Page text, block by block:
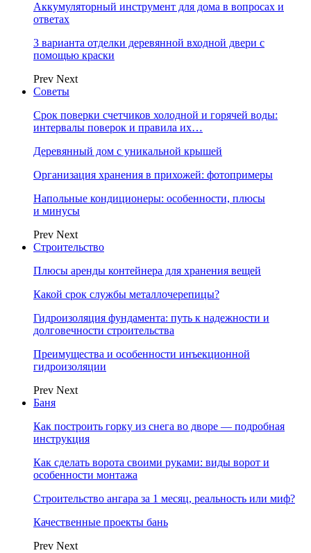
Аккумуляторный инструмент для дома в вопросах и
ответах
3 варианта отделки деревянной входной двери с
помощью краски
Prev Next
Советы
Срок поверки счетчиков холодной и горячей воды:
интервалы поверок и правила их…
Деревянный дом с уникальной крышей
Организация хранения в прихожей: фотопримеры
Напольные кондиционеры: особенности, плюсы
и минусы
Prev Next
Строительство
Плюсы аренды контейнера для хранения вещей
Какой срок службы металлочерепицы?
Гидроизоляция фундамента: путь к надежности и
долговечности строительства
Преимущества и особенности инъекционной
гидроизоляции
Prev Next
Баня
Как построить горку из снега во дворе — подробная
инструкция
Как сделать ворота своими руками: виды ворот и
особенности монтажа
Строительство ангара за 1 месяц, реальность или миф?
Качественные проекты бань
Prev Next